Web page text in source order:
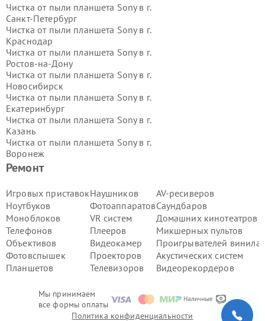
Мы принимаем
все формы оплаты
Ремонт
Игровых приставок
Ноутбуков
Моноблоков
Телефонов
Объективов
Фотовспышек
Планшетов
Наушников
Фотоаппаратов
VR систем
Плееров
Видеокамер
Проекторов
Телевизоров
AV-ресиверов
Саундбаров
Домашних кинотеатров
Микшерных пультов
Проигрывателей винила
Акустических систем
Видеорекордеров
Чистка от пыли планшета Sony в г.
Санкт-Петербург
Чистка от пыли планшета Sony в г.
Краснодар
Чистка от пыли планшета Sony в г.
Ростов-на-Дону
Чистка от пыли планшета Sony в г.
Новосибирск
Чистка от пыли планшета Sony в г.
Екатеринбург
Чистка от пыли планшета Sony в г.
Казань
Чистка от пыли планшета Sony в г.
Воронеж
Чистка от пыли планшета Sony в г.
Волгоград
Самара
Чистка от пыли планшета Sony в г.
Пермь
Чистка от пыли планшета Sony в г.
Красноярск
Чистка от пыли планшета Sony в г.
Ижевск
Чистка от пыли планшета Sony в г.
Челябинск
Чистка от пыли планшета Sony в г.
Политика конфиденциальности